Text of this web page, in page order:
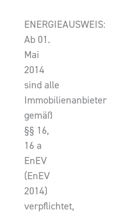
ENERGIEAUSWEIS:
Ab 01.
Mai
2014
sind alle
Immobilienanbieter
gemäß
§§ 16,
16 a
EnEV
(EnEV
2014)
verpflichtet,